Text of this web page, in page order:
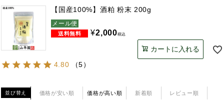
【国産100%】酒粕 粉末 200g
メール便
¥2,000税込
カートに入れる
4.80
（5）
並び替え 価格が安い順 価格が高い順 新着順 レビュー順